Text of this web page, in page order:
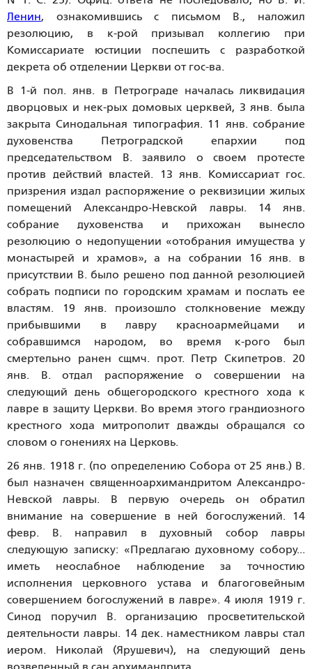
Ленин, ознакомившись с письмом В., наложил
резолюцию, в к-рой призывал коллегию при
Комиссариате юстиции поспешить с разработкой
декрета об отделении Церкви от гос-ва.
В 1-й пол. янв. в Петрограде началась ликвидация
дворцовых и нек-рых домовых церквей, 3 янв. была
закрыта Синодальная типография. 11 янв. собрание
духовенства Петроградской епархии под
председательством В. заявило о своем протесте
против действий властей. 13 янв. Комиссариат гос.
призрения издал распоряжение о реквизиции жилых
помещений Александро-Невской лавры. 14 янв.
собрание духовенства и прихожан вынесло
резолюцию о недопущении «отобрания имущества у
монастырей и храмов», а на собрании 16 янв. в
присутствии В. было решено под данной резолюцией
собрать подписи по городским храмам и послать ее
властям. 19 янв. произошло столкновение между
прибывшими в лавру красноармейцами и
собравшимся народом, во время к-рого был
смертельно ранен сщмч. прот. Петр Скипетров. 20
янв. В. отдал распоряжение о совершении на
следующий день общегородского крестного хода к
лавре в защиту Церкви. Во время этого грандиозного
крестного хода митрополит дважды обращался со
словом о гонениях на Церковь.
26 янв. 1918 г. (по определению Собора от 25 янв.) В.
был назначен священноархимандритом Александро-
Невской лавры. В первую очередь он обратил
внимание на совершение в ней богослужений. 14
февр. В. направил в духовный собор лавры
следующую записку: «Предлагаю духовному собору...
иметь неослабное наблюдение за точностию
исполнения церковного устава и благоговейным
совершением богослужений в лавре». 4 июля 1919 г.
Синод поручил В. организацию просветительской
деятельности лавры. 14 дек. наместником лавры стал
иером. Николай (Ярушевич), на следующий день